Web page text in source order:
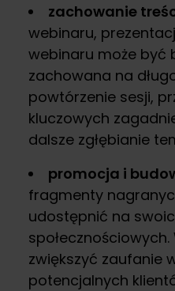
zachowanie
webinaru,
webinaru może być
zachowana na
powtórzenie sesji,
kluczowych
dalsze zgłębianie
promocja i
fragmenty
udostępnić na
zwiększyć zaufanie
potencjalnych